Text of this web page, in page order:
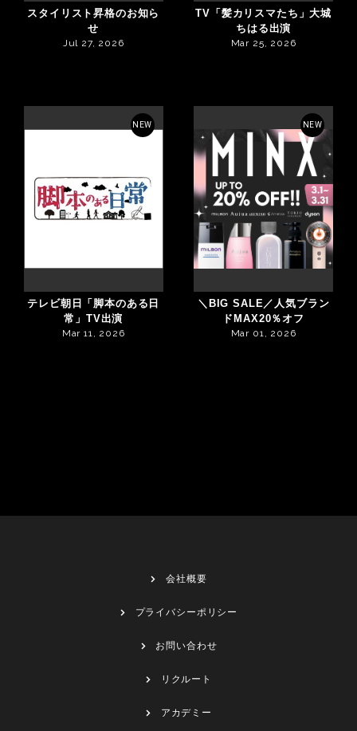
スタイリスト昇格のお知ら
せ
Jul 27, 2026
TV「髪カリスマたち」大城
ちはる出演
Mar 25, 2026
NEW
テレビ朝日「脚本のある日
常」TV出演
Mar 11, 2026
NEW
＼BIG SALE／人気ブラン
ドMAX20％オフ
Mar 01, 2026
会社概要
プライバシーポリシー
お問い合わせ
リクルート
アカデミー